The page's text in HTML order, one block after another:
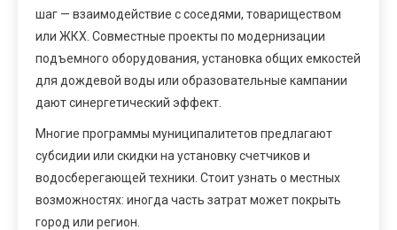
шаг — взаимодействие с соседями, товариществом
или ЖКХ. Совместные проекты по модернизации
подъемного оборудования, установка общих емкостей
для дождевой воды или образовательные кампании
дают синергетический эффект.
Многие программы муниципалитетов предлагают
субсидии или скидки на установку счетчиков и
водосберегающей техники. Стоит узнать о местных
возможностях: иногда часть затрат может покрыть
город или регион.